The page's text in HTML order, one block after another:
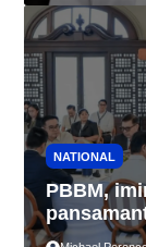
NATIONAL
PBBM,